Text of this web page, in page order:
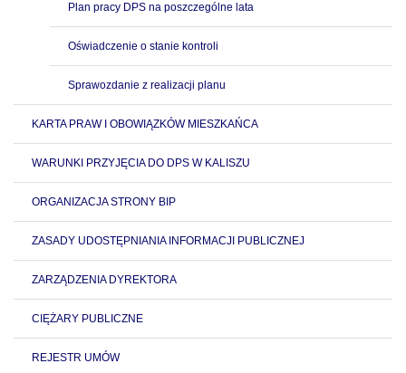
Plan pracy DPS na poszczególne lata
Oświadczenie o stanie kontroli
Sprawozdanie z realizacji planu
KARTA PRAW I OBOWIĄZKÓW MIESZKAŃCA
WARUNKI PRZYJĘCIA DO DPS W KALISZU
ORGANIZACJA STRONY BIP
ZASADY UDOSTĘPNIANIA INFORMACJI PUBLICZNEJ
ZARZĄDZENIA DYREKTORA
CIĘŻARY PUBLICZNE
REJESTR UMÓW